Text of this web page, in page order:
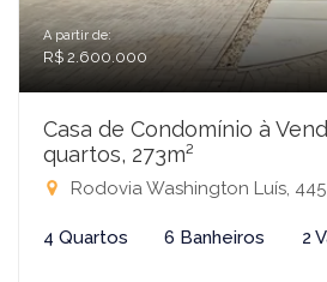
A partir de:
R$ 2.600.000
Casa de Condomínio à
quartos, 273m²
Rodovia Washington Luís, 445 - Jardim Mirassol, Mirassol, SN -
4 Quartos 6 Banheiros 2